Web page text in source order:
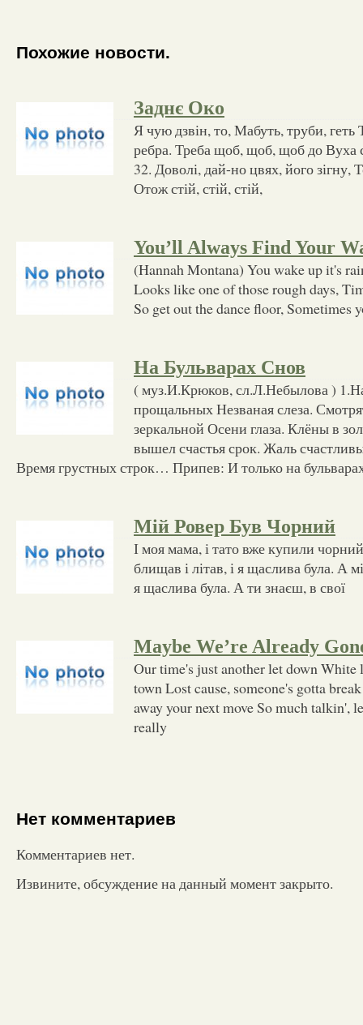
Похожие новости.
Заднє Око
Я чую дзвін, то, Мабуть, труби, геть
ребра. Треба щоб, щоб, щоб до Вуха
32. Доволі, дай-но цвях, його зігну,
Отож стій, стій, стій,
You’ll Always Find Your
(Hannah Montana) You wake up it's
Looks like one of those rough days,
So get out the dance floor, Sometimes
На Бульварах Снов
( муз.И.Крюков, сл.Л.Небылова )
прощальных Незваная слеза.
зеркальной Осени глаза. Клёны в
вышел счастья срок. Жаль
Время грустных строк… Припев: И только на
Мій Ровер Був Чорний
І моя мама, і тато вже купили
блищав і літав, і я щаслива була. А
я щаслива була. А ти знаєш, в свої
Maybe We’re Already
Our time's just another let down White
town Lost cause, someone's gotta
away your next move So much talkin',
really
Нет комментариев
Комментариев нет.
Извините, обсуждение на данный момент закрыто.